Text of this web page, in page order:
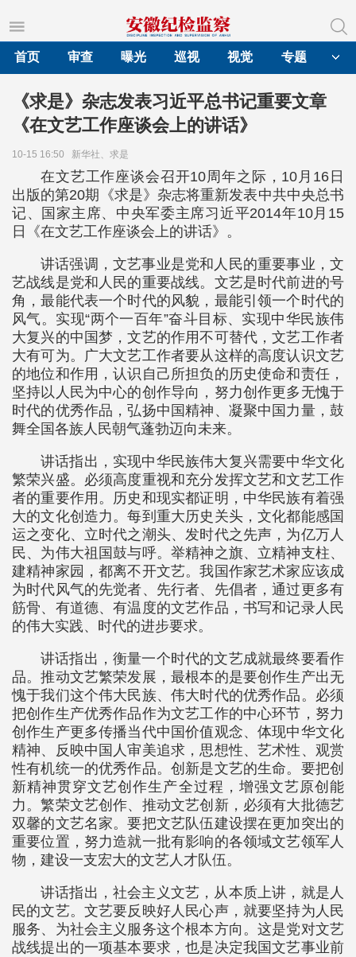
首页
审查 曝光 巡视 视觉 专题
《求是》杂志发表习近平总书记重要文章
《在文艺工作座谈会上的讲话》
10-15 16:50 新华社、求是
在文艺工作座谈会召开10周年之际，10月16日
出版的第20期《求是》杂志将重新发表中共中央总书
记、国家主席、中央军委主席习近平2014年10月15
日《在文艺工作座谈会上的讲话》。
讲话强调，文艺事业是党和人民的重要事业，文
艺战线是党和人民的重要战线。文艺是时代前进的号
角，最能代表一个时代的风貌，最能引领一个时代的
风气。实现“两个一百年”奋斗目标、实现中华民族伟
大复兴的中国梦，文艺的作用不可替代，文艺工作者
大有可为。广大文艺工作者要从这样的高度认识文艺
的地位和作用，认识自己所担负的历史使命和责任，
坚持以人民为中心的创作导向，努力创作更多无愧于
时代的优秀作品，弘扬中国精神、凝聚中国力量，鼓
舞全国各族人民朝气蓬勃迈向未来。
讲话指出，实现中华民族伟大复兴需要中华文化
繁荣兴盛。必须高度重视和充分发挥文艺和文艺工作
者的重要作用。历史和现实都证明，中华民族有着强
大的文化创造力。每到重大历史关头，文化都能感国
运之变化、立时代之潮头、发时代之先声，为亿万人
民、为伟大祖国鼓与呼。举精神之旗、立精神支柱、
建精神家园，都离不开文艺。我国作家艺术家应该成
为时代风气的先觉者、先行者、先倡者，通过更多有
筋骨、有道德、有温度的文艺作品，书写和记录人民
的伟大实践、时代的进步要求。
讲话指出，衡量一个时代的文艺成就最终要看作
品。推动文艺繁荣发展，最根本的是要创作生产出无
愧于我们这个伟大民族、伟大时代的优秀作品。必须
把创作生产优秀作品作为文艺工作的中心环节，努力
创作生产更多传播当代中国价值观念、体现中华文化
精神、反映中国人审美追求，思想性、艺术性、观赏
性有机统一的优秀作品。创新是文艺的生命。要把创
新精神贯穿文艺创作生产全过程，增强文艺原创能
力。繁荣文艺创作、推动文艺创新，必须有大批德艺
双馨的文艺名家。要把文艺队伍建设摆在更加突出的
重要位置，努力造就一批有影响的各领域文艺领军人
物，建设一支宏大的文艺人才队伍。
讲话指出，社会主义文艺，从本质上讲，就是人
民的文艺。文艺要反映好人民心声，就要坚持为人民
服务、为社会主义服务这个根本方向。这是党对文艺
战线提出的一项基本要求，也是决定我国文艺事业前